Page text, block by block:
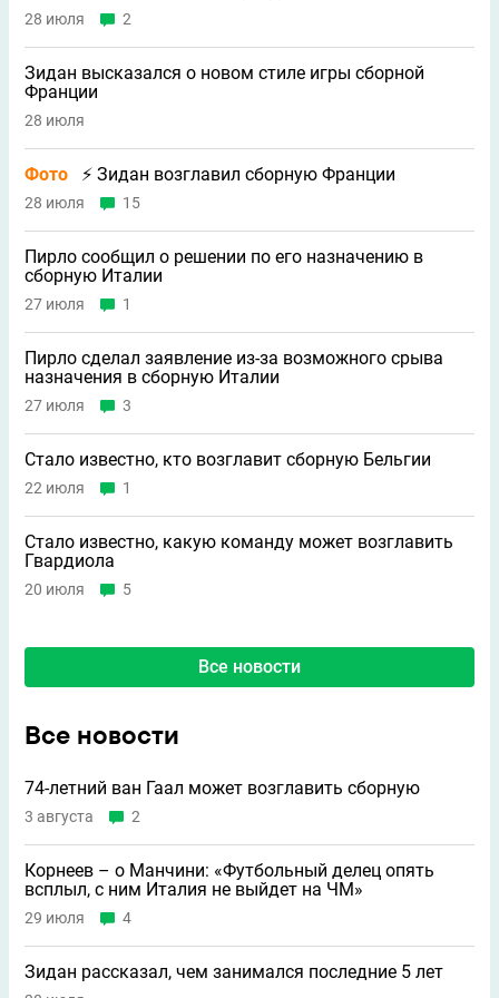
28 июля 2
Зидан высказался о новом стиле игры сборной
Франции
28 июля
Фото ⚡ Зидан возглавил сборную Франции
28 июля 15
Пирло сообщил о решении по его назначению в
сборную Италии
27 июля 1
Пирло сделал заявление из-за возможного срыва
назначения в сборную Италии
27 июля 3
Стало известно, кто возглавит сборную Бельгии
22 июля 1
Стало известно, какую команду может возглавить
Гвардиола
20 июля 5
Все новости
Все новости
74-летний ван Гаал может возглавить сборную
3 августа 2
Корнеев – о Манчини: «Футбольный делец опять
всплыл, с ним Италия не выйдет на ЧМ»
29 июля 4
Зидан рассказал, чем занимался последние 5 лет